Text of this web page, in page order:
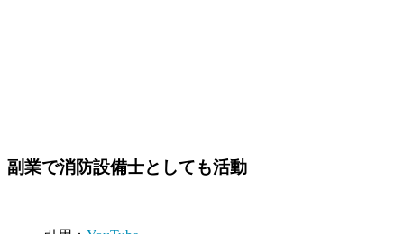
副業で消防設備士としても活動